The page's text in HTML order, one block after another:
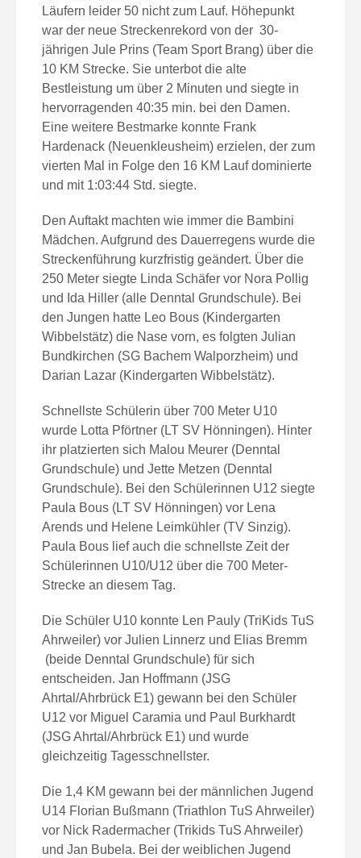
Läufern leider 50 nicht zum Lauf. Höhepunkt
war der neue Streckenrekord von der 30-
jährigen Jule Prins (Team Sport Brang) über die
10 KM Strecke. Sie unterbot die alte
Bestleistung um über 2 Minuten und siegte in
hervorragenden 40:35 min. bei den Damen.
Eine weitere Bestmarke konnte Frank
Hardenack (Neuenkleusheim) erzielen, der zum
vierten Mal in Folge den 16 KM Lauf dominierte
und mit 1:03:44 Std. siegte.
Den Auftakt machten wie immer die Bambini
Mädchen. Aufgrund des Dauerregens wurde die
Streckenführung kurzfristig geändert. Über die
250 Meter siegte Linda Schäfer vor Nora Pollig
und Ida Hiller (alle Denntal Grundschule). Bei
den Jungen hatte Leo Bous (Kindergarten
Wibbelstätz) die Nase vorn, es folgten Julian
Bundkirchen (SG Bachem Walporzheim) und
Darian Lazar (Kindergarten Wibbelstätz).
Schnellste Schülerin über 700 Meter U10
wurde Lotta Pförtner (LT SV Hönningen). Hinter
ihr platzierten sich Malou Meurer (Denntal
Grundschule) und Jette Metzen (Denntal
Grundschule). Bei den Schülerinnen U12 siegte
Paula Bous (LT SV Hönningen) vor Lena
Arends und Helene Leimkühler (TV Sinzig).
Paula Bous lief auch die schnellste Zeit der
Schülerinnen U10/U12 über die 700 Meter-
Strecke an diesem Tag.
Die Schüler U10 konnte Len Pauly (TriKids TuS
Ahrweiler) vor Julien Linnerz und Elias Bremm
(beide Denntal Grundschule) für sich
entscheiden. Jan Hoffmann (JSG
Ahrtal/Ahrbrück E1) gewann bei den Schüler
U12 vor Miguel Caramia und Paul Burkhardt
(JSG Ahrtal/Ahrbrück E1) und wurde
gleichzeitig Tagesschnellster.
Die 1,4 KM gewann bei der männlichen Jugend
U14 Florian Bußmann (Triathlon TuS Ahrweiler)
vor Nick Radermacher (Trikids TuS Ahrweiler)
und Jan Bubela. Bei der weiblichen Jugend